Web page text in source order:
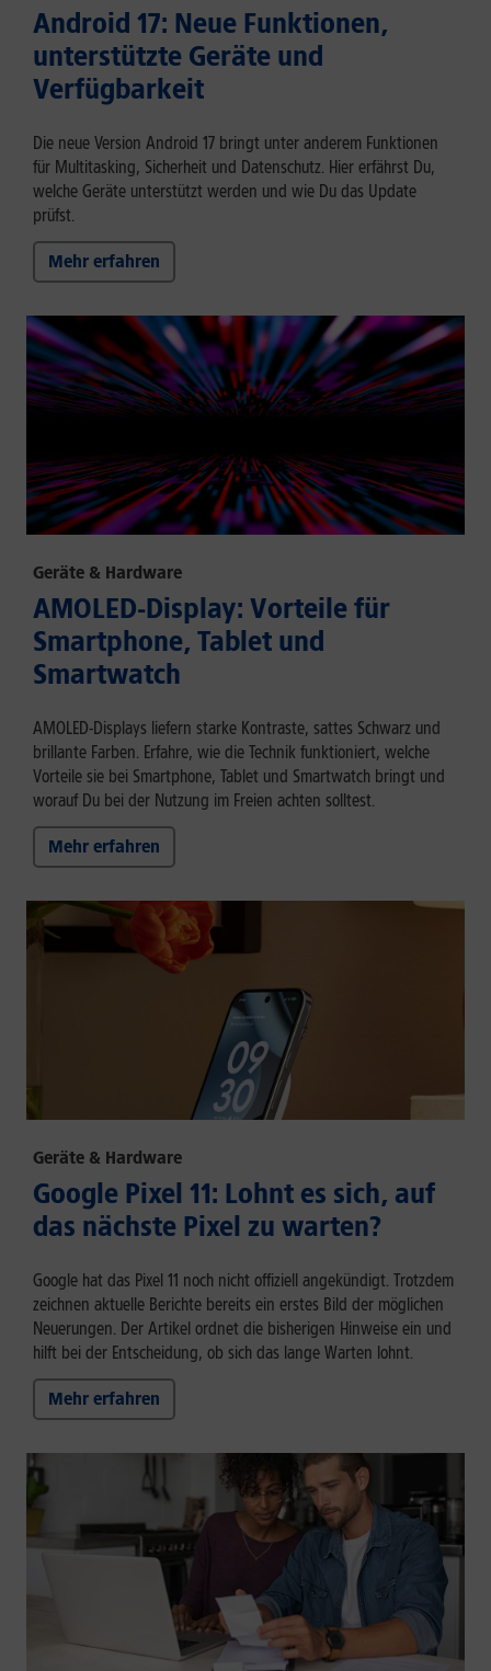
Android 17: Neue Funktionen,
unterstützte Geräte und
Verfügbarkeit
Die neue Version Android 17 bringt unter anderem Funktionen
für Multitasking, Sicherheit und Datenschutz. Hier erfährst Du,
welche Geräte unterstützt werden und wie Du das Update
prüfst.
Mehr erfahren
Geräte & Hardware
AMOLED-Display: Vorteile für
Smartphone, Tablet und
Smartwatch
AMOLED-Displays liefern starke Kontraste, sattes Schwarz und
brillante Farben. Erfahre, wie die Technik funktioniert, welche
Vorteile sie bei Smartphone, Tablet und Smartwatch bringt und
worauf Du bei der Nutzung im Freien achten solltest.
Mehr erfahren
Geräte & Hardware
Google Pixel 11: Lohnt es sich, auf
das nächste Pixel zu warten?
Google hat das Pixel 11 noch nicht offiziell angekündigt. Trotzdem
zeichnen aktuelle Berichte bereits ein erstes Bild der möglichen
Neuerungen. Der Artikel ordnet die bisherigen Hinweise ein und
hilft bei der Entscheidung, ob sich das lange Warten lohnt.
Mehr erfahren